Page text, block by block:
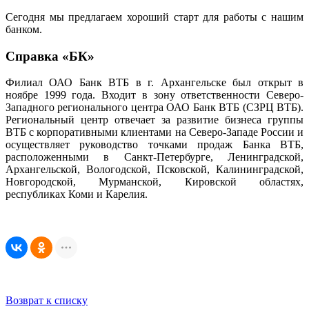
Сегодня мы предлагаем хороший старт для работы с нашим
банком.
Справка «БК»
Филиал ОАО Банк ВТБ в г. Архангельске был открыт в
ноябре 1999 года. Входит в зону ответственности Северо-
Западного регионального центра ОАО Банк ВТБ (СЗРЦ ВТБ).
Региональный центр отвечает за развитие бизнеса группы
ВТБ с корпоративными клиентами на Северо-Западе России и
осуществляет руководство точками продаж Банка ВТБ,
расположенными в Санкт-Петербурге, Ленинградской,
Архангельской, Вологодской, Псковской, Калининградской,
Новгородской, Мурманской, Кировской областях,
республиках Коми и Карелия.
Возврат к списку